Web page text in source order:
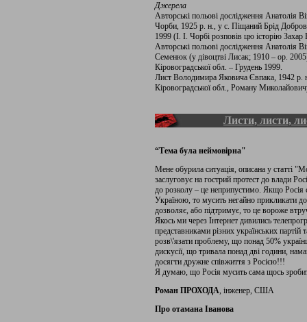
Джерела
Авторські польові дослідження Анатолія
Чорби, 1925 р. н., у с. Піщаний Брід
1999 (І. І. Чорбі розповів цю історію
Авторські польові дослідження Анатолія
Семенюк (у дівоцтві Лисак; 1910 – ор.
Кіровоградської обл. – Грудень 1999.
Лист Володимира Яковича Євпака, 1942 р.
Кіровоградської обл., Роману
Листи, листи,
“Тема була неймовірна"
Мене обурила ситуація, описана у статті
заслуговує на гострий протест до влади
до розколу – це неприпустимо. Якщо Росія
Україною, то мусить негайно прикликати до
дозволяє, або підтримує, то це вороже
Якось ми через Інтернет дивились
представниками різних українських
розв\'язати проблему, що понад 50%
дискусії, що тривала понад дві години,
досягти дружне співжиття з Росією!!!
Я думаю, що Росія мусить сама щось
Роман ПРОХОДА, інженер, США
Про отамана Іванова